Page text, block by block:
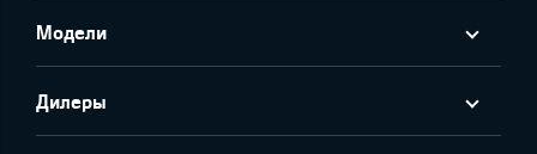
Модели
Дилеры